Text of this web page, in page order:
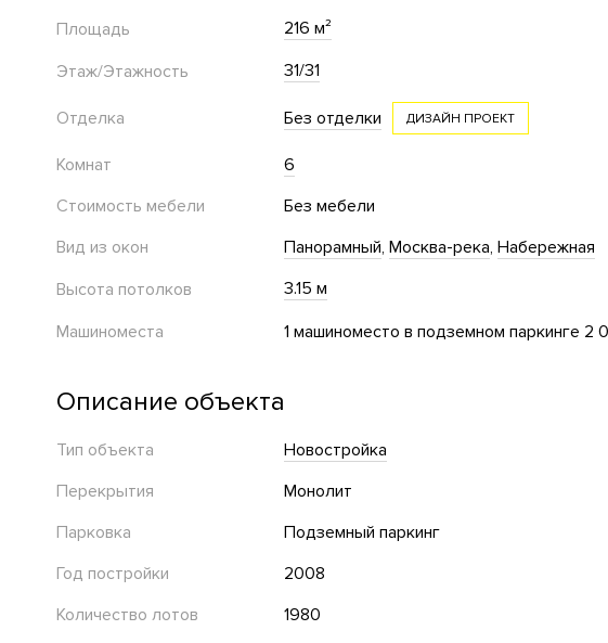
Площадь
216 м²
Этаж/Этажность
31/31
Отделка Без отделки ДИЗАЙН ПРОЕКТ
Комнат
6
Стоимость мебели
Без мебели
Вид из окон
Панорамный Москва-река Набережная
Высота потолков
3.15 м
Машиноместа
1 машиноместо в подземном паркинге
Описание объекта
Тип объекта
Новостройка
Перекрытия
Монолит
Парковка
Подземный паркинг
Год постройки
2008
Количество лотов
1980